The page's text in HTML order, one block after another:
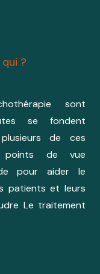
?
sont
se fondent
de ces
points de vue
pour aider le
patients et leurs
Le traitement